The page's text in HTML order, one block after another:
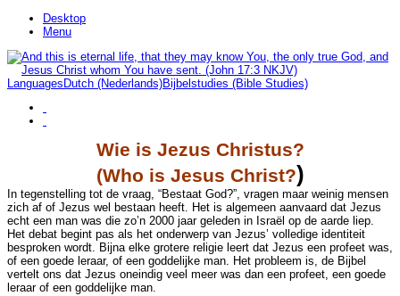
Desktop
Menu
LanguagesDutch (Nederlands)Bijbelstudies (Bible Studies)
Wie is Jezus Christus?
(Who is Jesus Christ?)
In tegenstelling tot de vraag, “Bestaat God?”, vragen maar weinig mensen
zich af of Jezus wel bestaan heeft. Het is algemeen aanvaard dat Jezus
echt een man was die zo’n 2000 jaar geleden in Israël op de aarde liep.
Het debat begint pas als het onderwerp van Jezus’ volledige identiteit
besproken wordt. Bijna elke grotere religie leert dat Jezus een profeet was,
of een goede leraar, of een goddelijke man. Het probleem is, de Bijbel
vertelt ons dat Jezus oneindig veel meer was dan een profeet, een goede
leraar of een goddelijke man.